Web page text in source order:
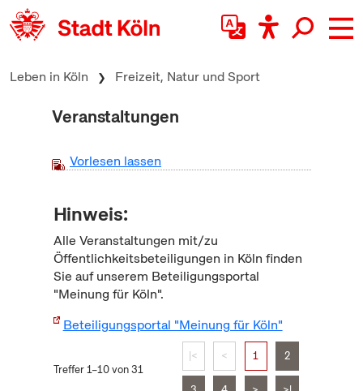
zum Inhalt springen
Leben in Köln Freizeit, Natur und Sport
Veranstaltungen
Vorlesen lassen
Hinweis:
Alle Veranstaltungen mit/zu
Öffentlichkeitsbeteiligungen in Köln finden
Sie auf unserem Beteiligungsportal
"Meinung für Köln".
Beteiligungsportal "Meinung für Köln"
Treffer 1–10 von 31
|< < 1 2